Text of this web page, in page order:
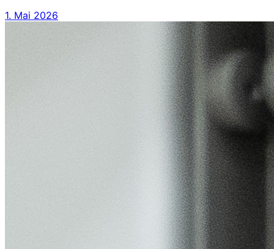
1. Mai 2026